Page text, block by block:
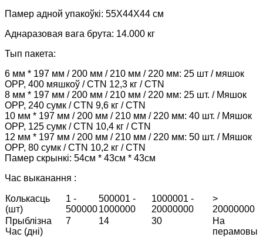
Памер адной упакоўкі: 55X44X44 см
Аднаразовая вага брута: 14.000 кг
Тып пакета:
6 мм * 197 мм / 200 мм / 210 мм / 220 мм: 25 шт / мяшок
OPP, 400 мяшкоў / CTN 12,3 кг / CTN
8 мм * 197 мм / 200 мм / 210 мм / 220 мм: 25 шт. / Мяшок
OPP, 240 сумк / CTN 9,6 кг / CTN
10 мм * 197 мм / 200 мм / 210 мм / 220 мм: 40 шт. / Мяшок
OPP, 125 сумк / CTN 10,4 кг / CTN
12 мм * 197 мм / 200 мм / 210 мм / 220 мм: 50 шт. / Мяшок
OPP, 80 сумк / CTN 10,2 кг / CTN
Памер скрынкі: 54см * 43см * 43см
Час выканання :
Колькасць
(шт)
1 -
500000
500001 -
1000000
1000001 -
20000000
>
20000000
Прыблізна
Час (дні)
7 14 30
На
перамовы